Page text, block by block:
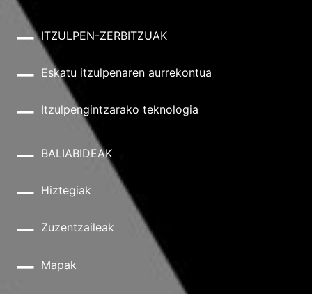
ITZULPEN-ZERBITZUAK
Eskatu itzulpenaren aurrekontua
Itzulpengintzarako teknologia
BALIABIDEAK
Hiztegiak
Zuzentzaileak
Mapak